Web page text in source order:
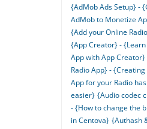
{AdMob Ads Setup} -
AdMob to Monetize
{Add your Online
{App Creator} -
App with App Creator}
Radio App} -
App for your Radio
easier} {Audio codec
- {How to change the
in Centova} {Authash